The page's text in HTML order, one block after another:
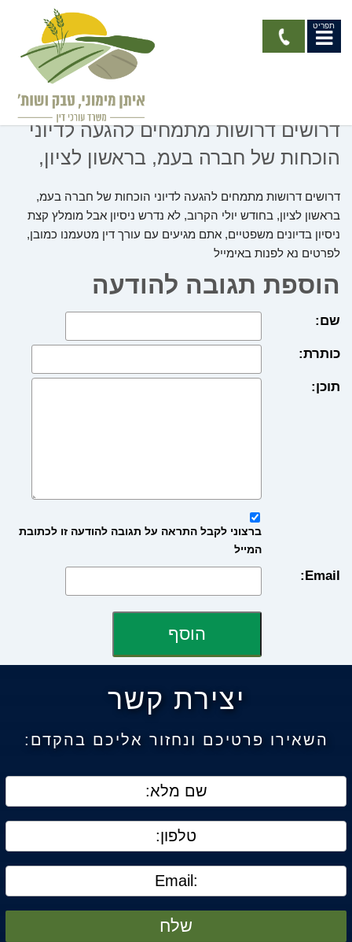
תפריט
דרושים דרושות מתמחים להגעה לדיוני
הוכחות של חברה בעמ, בראשון לציון,
דרושים דרושות מתמחים להגעה לדיוני הוכחות של חברה בעמ,
בראשון לציון, בחודש יולי הקרוב, לא נדרש ניסיון אבל מומלץ קצת
ניסיון בדיונים משפטיים, אתם מגיעים עם עורך דין מטעמנו כמובן,
לפרטים נא לפנות באימייל
הוספת תגובה להודעה
שם:
כותרת:
תוכן:
ברצוני לקבל התראה על תגובה להודעה זו לכתובת
המייל
Email:
יצירת קשר
השאירו פרטיכם ונחזור אליכם בהקדם:
שלח